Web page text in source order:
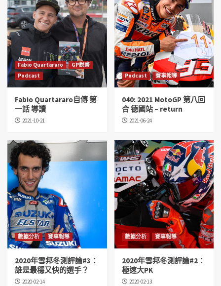
Fabio Quartararo
GP說書
Podcast
Fabio Quartararo自傳 第
一話 導讀
2021-10-21
Podcast 賽事報導
040: 2021 MotoGP 第八回
合 德國站 – return
2021-06-24
數據分析 賽事報導
2020年雪邦冬測評論#3：
誰是最穩又快的選手？
2020-02-14
數據分析 賽事報導
2020年雪邦冬測評論#2：
極速大PK
2020-02-13